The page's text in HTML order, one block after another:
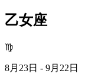
乙女座
♍
8月23日 - 9月22日